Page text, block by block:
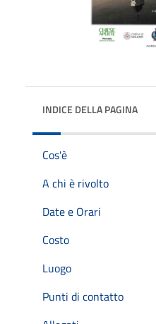
INDICE DELLA PAGINA
Cos'è
A chi è rivolto
Date e Orari
Costo
Luogo
Punti di contatto